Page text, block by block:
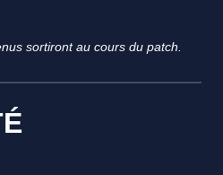
sortiront au cours du patch.